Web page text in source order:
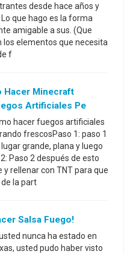
desde hace años y
que hago es la forma
amigable a sus. (Que
los elementos que necesita
f
Hacer Minecraft
Artificiales Pe
hacer fuegos artificiales
frescosPaso 1: paso 1
grande, plana y luego
Paso 2 después de esto
rellenar con TNT para que
la part
Salsa Fuego!
nunca ha estado en
usted pudo haber visto